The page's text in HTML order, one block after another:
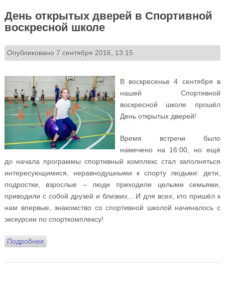
День открытых дверей в Спортивной
воскресной школе
Опубликовано 7 сентября 2016, 13:15
В воскресенье 4 сентября в
нашей Спортивной
воскресной школе прошёл
День открытых дверей!
Время встречи было
намечено на 16:00, но ещё
до начала программы спортивный комплекс стал заполняться
интересующимися, неравнодушными к спорту людьми: дети,
подростки, взрослые – люди приходили целыми семьями,
приводили с собой друзей и близких... И для всех, кто пришёл к
нам впервые, знакомство со спортивной школой начиналось с
экскурсии по спорткомплексу!
Подробнеео День открытых дверей в Спортивной воскресной